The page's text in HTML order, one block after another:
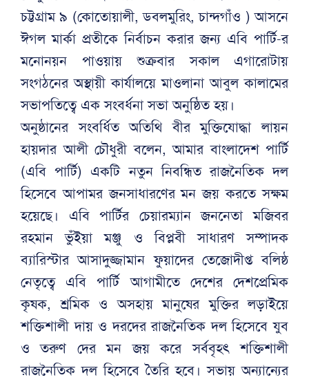
চট্টগ্রাম ৯ (কোতোয়ালী, ডবলমুরিং, চান্দগাঁও ) আসনে
ঈগল মার্কা প্রতীকে নির্বাচন করার জন্য এবি পার্টি-র
মনোনয়ন পাওয়ায় শুক্রবার সকাল এগারোটায়
সংগঠনের অস্থায়ী কার্যালয়ে মাওলানা আবুল কালামের
সভাপতিত্বে এক সংবর্ধনা সভা অনুষ্ঠিত হয়।
অনুষ্ঠানের সংবর্ধিত অতিথি বীর মুক্তিযোদ্ধা লায়ন
হায়দার আলী চৌধুরী বলেন, আমার বাংলাদেশ পার্টি
(এবি পার্টি) একটি নতুন নিবন্ধিত রাজনৈতিক দল
হিসেবে আপামর জনসাধারণের মন জয় করতে সক্ষম
হয়েছে। এবি পার্টির চেয়ারম্যান জননেতা মজিবর
রহমান ভুঁইয়া মঞ্জু ও বিপ্লবী সাধারণ সম্পাদক
ব্যারিস্টার আসাদুজ্জামান ফুয়াদের তেজোদীপ্ত বলিষ্ঠ
নেতৃত্বে এবি পার্টি আগামীতে দেশের দেশপ্রেমিক
কৃষক, শ্রমিক ও অসহায় মানুষের মুক্তির লড়াইয়ে
শক্তিশালী দায় ও দরদের রাজনৈতিক দল হিসেবে যুব
ও তরুণ দের মন জয় করে সর্ববৃহৎ শক্তিশালী
রাজনৈতিক দল হিসেবে তৈরি হবে। সভায় অন্যান্যের